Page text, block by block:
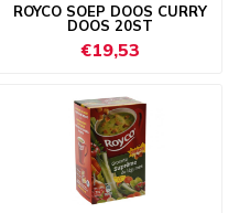
ROYCO SOEP DOOS CURRY
DOOS 20ST
€19,53